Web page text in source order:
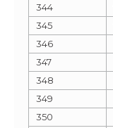
344
345
346
347
348
349
350